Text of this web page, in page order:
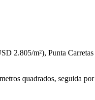
2.805/m²), Punta
quadrados, seguida